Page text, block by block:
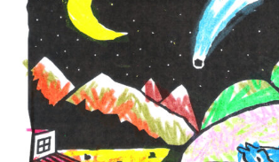
KONTAKTUA.
Instagram Youtube Spotify
EU ES
Lege abisua Cookieen politika Pribatutasun-politika